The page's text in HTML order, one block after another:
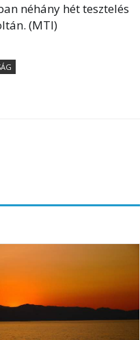
néhány hét tesztelés
(MTI)